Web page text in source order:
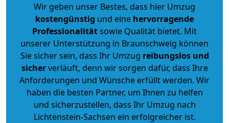
Wir geben unser Bestes, dass hier Umzug
kostengünstig und eine hervorragende
Professionalitätsowie Qualität bietet. Mit
unserer Unterstützung in Braunschweig können
Sie sicher sein, dass Ihr Umzug reibungslos und
sicherverläuft, denn wir sorgen dafür, dass Ihre
Anforderungen und Wünsche erfüllt werden. Wir
haben die besten Partner, um Ihnen zu helfen
und sicherzustellen, dass Ihr Umzug nach
Lichtenstein-Sachsen ein erfolgreicher ist.